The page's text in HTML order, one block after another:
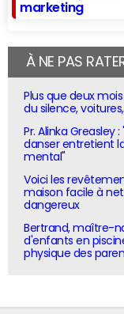
marketing
À NE PAS
Plus que deux
du silence,
Pr. Alinka
danser entretient
mental"
Voici les
maison facile à
dangereux
Bertrand, maître-
d'enfants en
physique des